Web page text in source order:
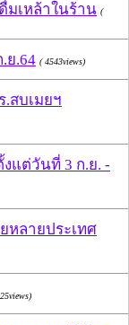
มเหล้าในร้าน (
ย.64 ( 4543views)
.สบเมยฯ
แต่วันที่ 3 ก.ย. -
หลายประเทศ